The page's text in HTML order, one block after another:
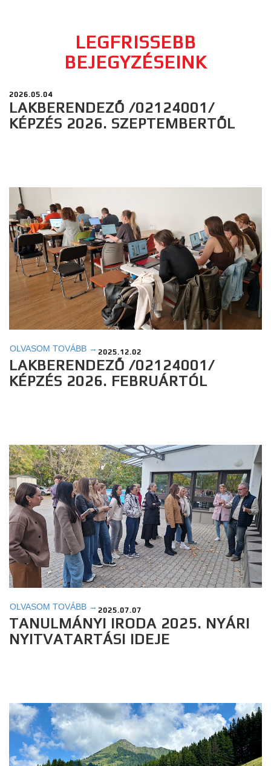
LEGFRISSEBB
BEJEGYZÉSEINK
2026.05.04
LAKBERENDEZŐ /02124001/
KÉPZÉS 2026. SZEPTEMBERTŐL
OLVASOM TOVÁBB → 2025.12.02
LAKBERENDEZŐ /02124001/
KÉPZÉS 2026. FEBRUÁRTÓL
OLVASOM TOVÁBB → 2025.07.07
TANULMÁNYI IRODA 2025. NYÁRI
NYITVATARTÁSI IDEJE